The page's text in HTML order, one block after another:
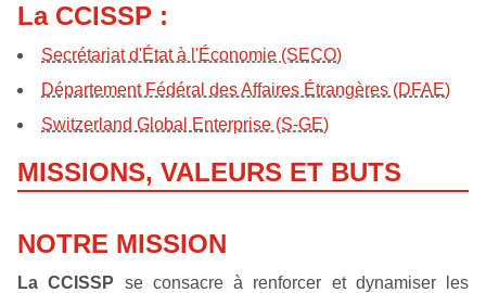
La CCISSP :
Secrétariat d'État à l'Économie (SECO)
Département Fédéral des Affaires Étrangères (DFAE)
Switzerland Global Enterprise (S-GE)
MISSIONS, VALEURS ET BUTS
NOTRE MISSION
La CCISSP se consacre à renforcer et dynamiser les